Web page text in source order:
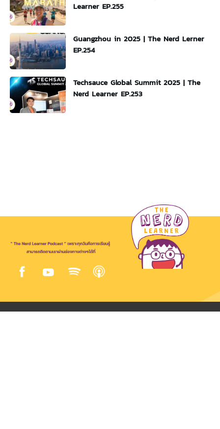
Learner EP.255
Guangzhou in 2025 | The Nerd Lerner
EP.254
Techsauce Global Summit 2025 | The
Nerd Learner EP.253